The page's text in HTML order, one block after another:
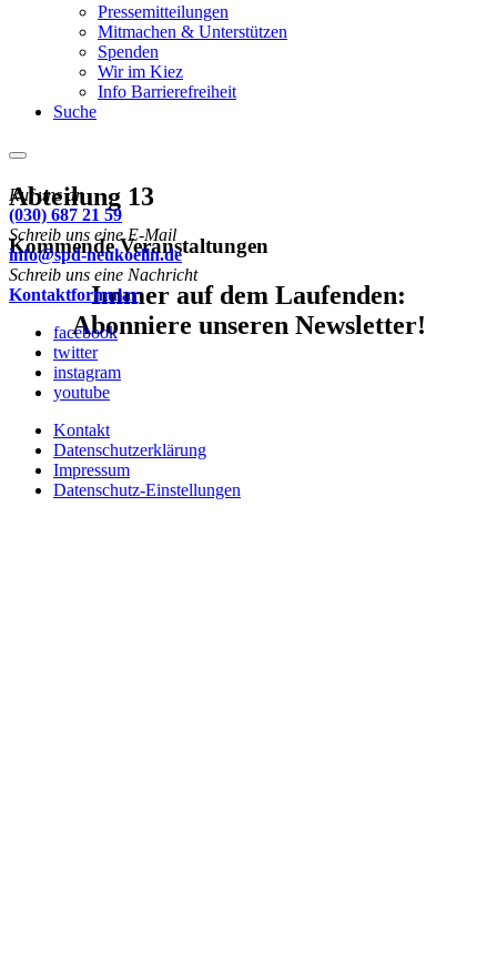
Pressemitteilungen
Mitmachen & Unterstützen
Spenden
Wir im Kiez
Info Barrierefreiheit
Suche
Menu
Abteilung 13
Kommende Veranstaltungen
Immer auf dem Laufenden:
Abonniere unseren Newsletter!
Ruf uns an
(030) 687 21 59
Schreib uns eine E-Mail
info@spd-neukoelln.de
Schreib uns eine Nachricht
Kontaktformular
facebook
twitter
instagram
youtube
Kontakt
Datenschutzerklärung
Impressum
Datenschutz-Einstellungen